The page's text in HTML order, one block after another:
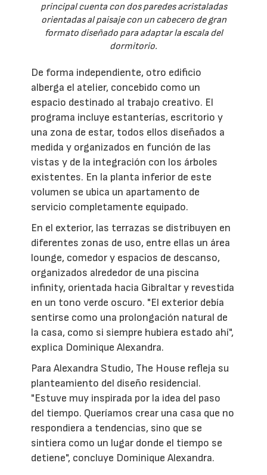
principal cuenta con dos paredes acristaladas
orientadas al paisaje con un cabecero de gran
formato diseñado para adaptar la escala del
dormitorio.
De forma independiente, otro edificio
alberga el atelier, concebido como un
espacio destinado al trabajo creativo. El
programa incluye estanterías, escritorio y
una zona de estar, todos ellos diseñados a
medida y organizados en función de las
vistas y de la integración con los árboles
existentes. En la planta inferior de este
volumen se ubica un apartamento de
servicio completamente equipado.
En el exterior, las terrazas se distribuyen en
diferentes zonas de uso, entre ellas un área
lounge, comedor y espacios de descanso,
organizados alrededor de una piscina
infinity, orientada hacia Gibraltar y revestida
en un tono verde oscuro. "El exterior debía
sentirse como una prolongación natural de
la casa, como si siempre hubiera estado ahí",
explica Dominique Alexandra.
Para Alexandra Studio, The House refleja su
planteamiento del diseño residencial.
"Estuve muy inspirada por la idea del paso
del tiempo. Queríamos crear una casa que no
respondiera a tendencias, sino que se
sintiera como un lugar donde el tiempo se
detiene", concluye Dominique Alexandra.